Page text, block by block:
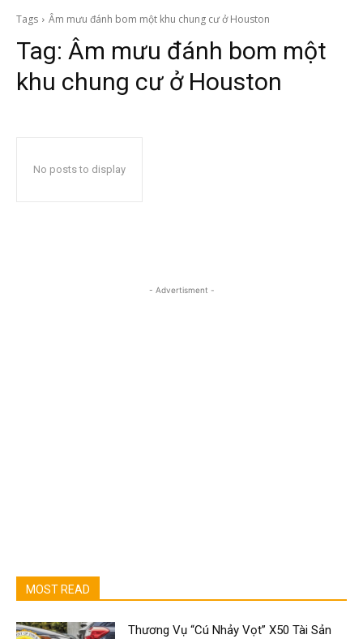
Tags Âm mưu đánh bom một khu chung cư ở Houston
Tag: Âm mưu đánh bom một
khu chung cư ở Houston
No posts to display
- Advertisment -
MOST READ
Thương Vụ “Cú Nhảy Vọt” X50 Tài Sản